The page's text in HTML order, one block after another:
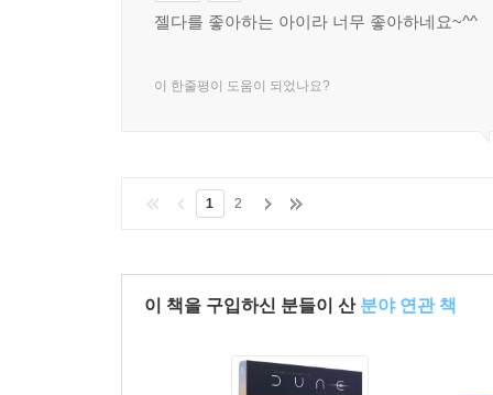
젤다를 좋아하는 아이라 너무 좋아하네요~^^
이 한줄평이 도움이 되었나요?
1 2
이 책을 구입하신 분들이 산 분야 연관 책